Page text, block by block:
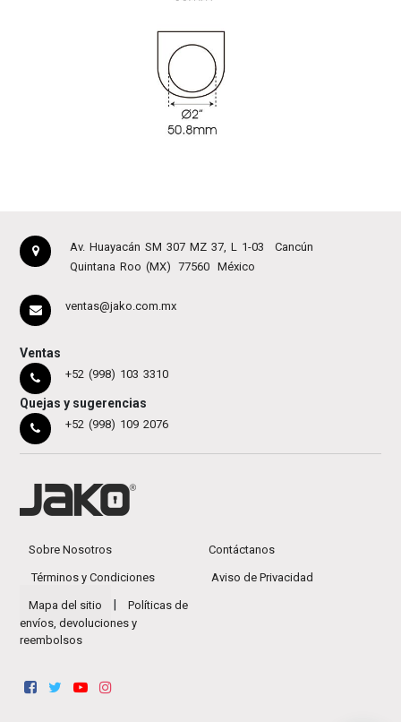
Av. Huayacán SM 307 MZ 37, L 1-03
Cancún
Quintana Roo (MX)
77560 México
ventas@jako.com.mx
Ventas
+52 (998) 103 3310
Quejas y sugerencias
+52 (998) 109 2076
Sobre Nosotros Contáctanos
Términos y Condiciones Aviso de Privacidad
Mapa del sitio
Políticas de
envíos, devoluciones y
reembolsos